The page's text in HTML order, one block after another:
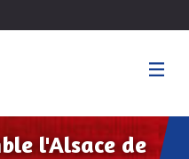
l'Alsace de